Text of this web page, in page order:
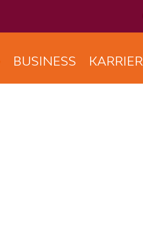
BUSINESS KARRIER